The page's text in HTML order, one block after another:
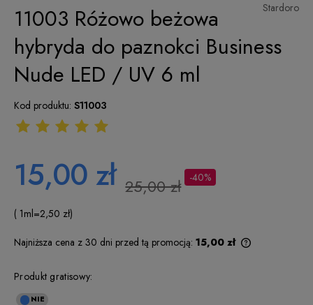
Stardoro
11003 Różowo beżowa
hybryda do paznokci Business
Nude LED / UV 6 ml
Kod produktu: S11003
15,00 zł 25,00 zł -40%
( 1ml=2,50 zł)
Najniższa cena z 30 dni przed tą promocją: 15,00 zł
Produkt gratisowy: